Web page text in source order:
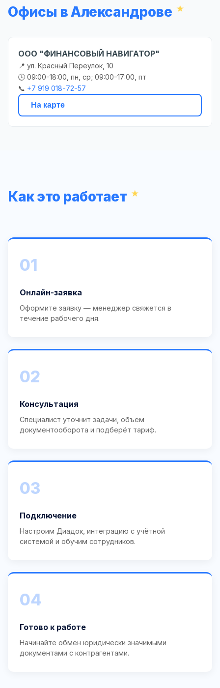
Офисы в Александрове
ООО "ФИНАНСОВЫЙ НАВИГАТОР"
📍 ул. Красный Переулок, 10
🕒 09:00-18:00, пн, ср; 09:00-17:00, пт
📞 +7 919 018-72-57
На карте
Как это работает
01
Онлайн-заявка
Оформите заявку — менеджер свяжется в
течение рабочего дня.
02
Консультация
Специалист уточнит задачи, объём
документооборота и подберёт тариф.
03
Подключение
Настроим Диадок, интеграцию с учётной
системой и обучим сотрудников.
04
Готово к работе
Начинайте обмен юридически значимыми
документами с контрагентами.